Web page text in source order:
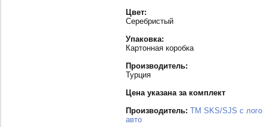
Цвет:
Серебристый
Упаковка:
Картонная коробка
Производитель:
Турция
Цена указана за комплект
Производитель: TM SKS/SJS с лого
авто